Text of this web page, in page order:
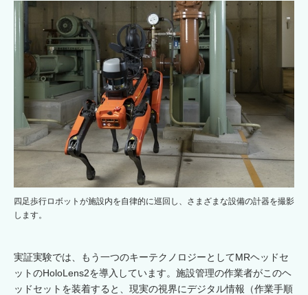
四足歩行ロボットが施設内を自律的に巡回し、さまざまな設備の計器を撮影
します。
実証実験では、もう一つのキーテクノロジーとしてMRヘッドセ
ットのHoloLens2を導入しています。施設管理の作業者がこのヘ
ッドセットを装着すると、現実の視界にデジタル情報（作業手順